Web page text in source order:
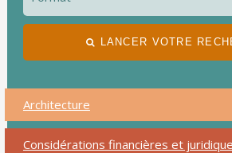
LANCER VOTRE
Architecture
Considérations financières et